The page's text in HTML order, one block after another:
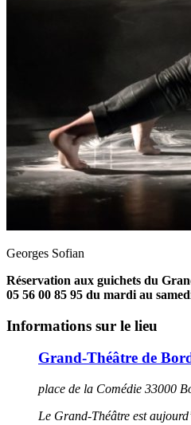
Georges Sofian
Réservation aux guichets du
05 56 00 85 95 du mardi au
Informations sur le lieu
Grand-Théâtre de
place de la Comédie 33000
Le Grand-Théâtre est